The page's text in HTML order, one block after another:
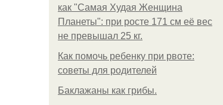
как "Самая Худая Женщина
Планеты": при росте 171 см её вес
не превышал 25 кг.
Как помочь ребенку при рвоте:
советы для родителей
Баклажаны как грибы.